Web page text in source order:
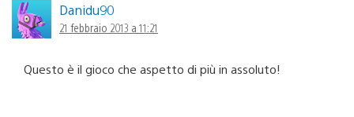
Danidu90
21 febbraio 2013 a 11:21
Questo è il gioco che aspetto di più in assoluto!